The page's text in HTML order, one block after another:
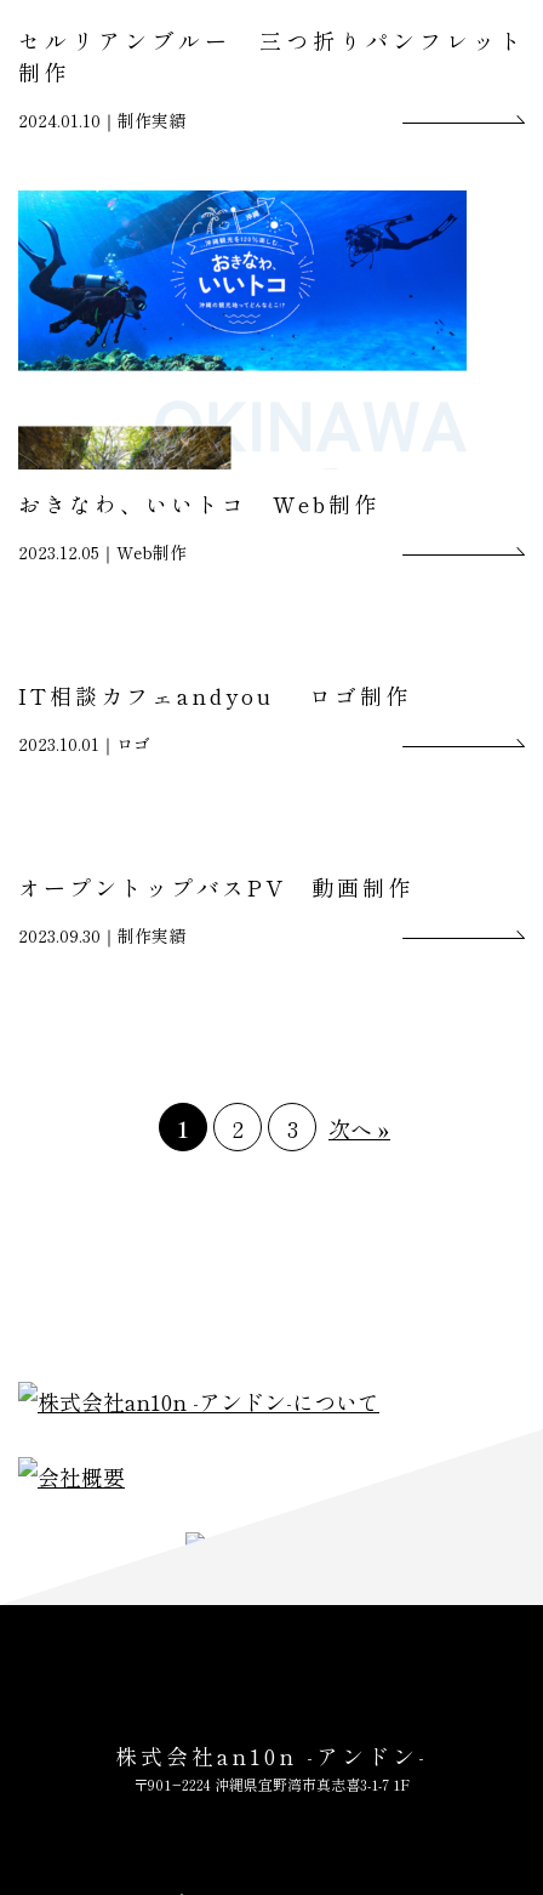
セルリアンブルー 三つ折りパンフレット
制作
2024.01.10｜ 制作実績
おきなわ、いいトコ Web制作
2023.12.05｜ Web制作
IT相談カフェandyou ロゴ制作
2023.10.01｜ ロゴ
オープントップバスPV 動画制作
2023.09.30｜ 制作実績
1 2 3 次へ »
株式会社an10n -アンドン-
〒901−2224 沖縄県宜野湾市真志喜3-1-7 1F